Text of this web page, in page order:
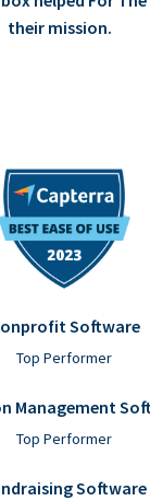
their mission.
Software
Top Performer
Management
Top Performer
Software